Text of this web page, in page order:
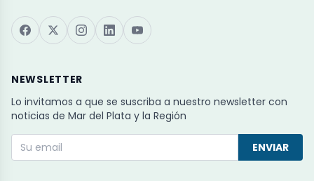
NEWSLETTER
Lo invitamos a que se suscriba a nuestro newsletter con
noticias de Mar del Plata y la Región
ENVIAR